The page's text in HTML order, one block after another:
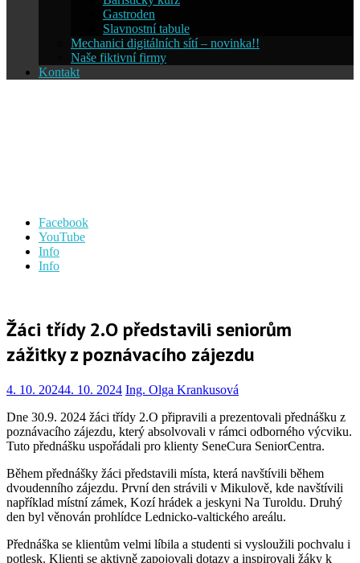
Gastroden
Slavnostní tabule
Mechanici digitálních sítí – novinka!!
Naše fiktivní firmy
Kontakt
Facebook
YouTube
Info
Info
Žáci třídy 2.O představili seniorům
zážitky z poznávacího zájezdu
4. 10. 20244. 10. 2024 Ing. Olga Krankusová
Dne 30.9. 2024 žáci třídy 2.O připravili a prezentovali přednášku z
poznávacího zájezdu, který absolvovali v rámci odborného výcviku.
Tuto přednášku uspořádali pro klienty SeneCura SeniorCentra.
Během přednášky žáci představili místa, která navštívili během
dvoudenního zájezdu. První den strávili v Mikulově, kde navštívili
například místní zámek, Kozí hrádek a jeskyni Na Turoldu. Druhý
den byl věnován prohlídce Lednicko-valtického areálu.
Přednáška se klientům velmi líbila a studenti si vysloužili pochvalu i
potlesk. Klienti se aktivně zapojovali dotazy a inspirovali žáky k